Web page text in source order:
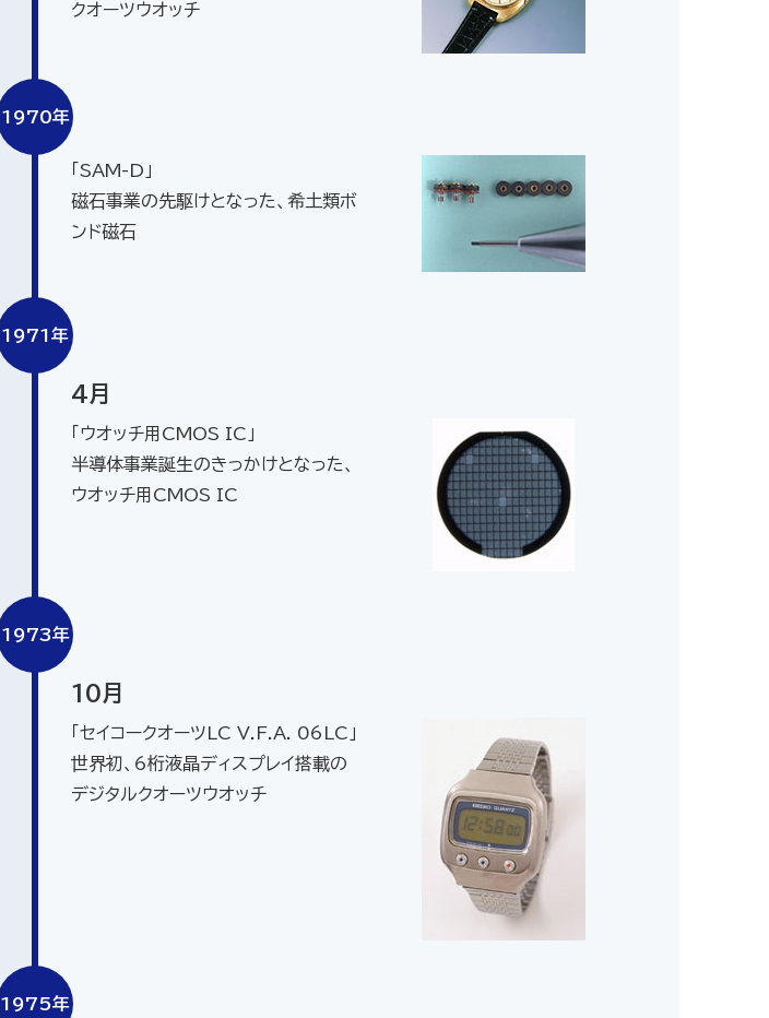
クオーツウオッチ
1970年
「SAM-D」
磁石事業の先駆けとなった、希土類ボ
ンド磁石
1971年
4月
「ウオッチ用CMOS IC」
半導体事業誕生のきっかけとなった、
ウオッチ用CMOS IC
1973年
10月
「セイコークオーツLC V.F.A. 06LC」
世界初、6桁液晶ディスプレイ搭載の
デジタルクオーツウオッチ
1975年